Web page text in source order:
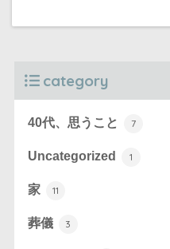
category
40代、思うこと 7
Uncategorized 1
家 11
葬儀 3